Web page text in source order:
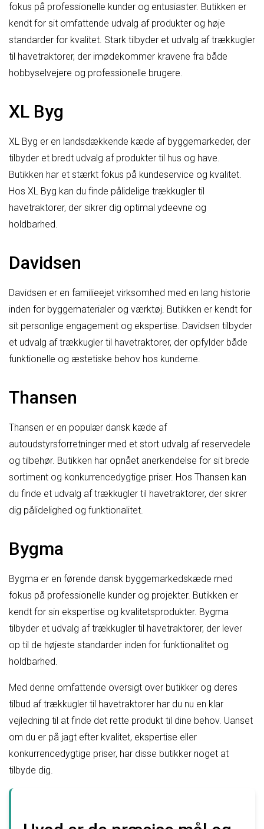
fokus på professionelle kunder og entusiaster. Butikken er
kendt for sit omfattende udvalg af produkter og høje
standarder for kvalitet. Stark tilbyder et udvalg af trækkugler
til havetraktorer, der imødekommer kravene fra både
hobbyselvejere og professionelle brugere.
XL Byg
XL Byg er en landsdækkende kæde af byggemarkeder, der
tilbyder et bredt udvalg af produkter til hus og have.
Butikken har et stærkt fokus på kundeservice og kvalitet.
Hos XL Byg kan du finde pålidelige trækkugler til
havetraktorer, der sikrer dig optimal ydeevne og
holdbarhed.
Davidsen
Davidsen er en familieejet virksomhed med en lang historie
inden for byggematerialer og værktøj. Butikken er kendt for
sit personlige engagement og ekspertise. Davidsen tilbyder
et udvalg af trækkugler til havetraktorer, der opfylder både
funktionelle og æstetiske behov hos kunderne.
Thansen
Thansen er en populær dansk kæde af
autoudstyrsforretninger med et stort udvalg af reservedele
og tilbehør. Butikken har opnået anerkendelse for sit brede
sortiment og konkurrencedygtige priser. Hos Thansen kan
du finde et udvalg af trækkugler til havetraktorer, der sikrer
dig pålidelighed og funktionalitet.
Bygma
Bygma er en førende dansk byggemarkedskæde med
fokus på professionelle kunder og projekter. Butikken er
kendt for sin ekspertise og kvalitetsprodukter. Bygma
tilbyder et udvalg af trækkugler til havetraktorer, der lever
op til de højeste standarder inden for funktionalitet og
holdbarhed.
Med denne omfattende oversigt over butikker og deres
tilbud af trækkugler til havetraktorer har du nu en klar
vejledning til at finde det rette produkt til dine behov. Uanset
om du er på jagt efter kvalitet, ekspertise eller
konkurrencedygtige priser, har disse butikker noget at
tilbyde dig.